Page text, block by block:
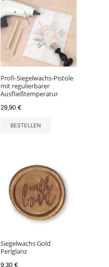
Profi-Siegelwachs-Pistole
mit regulierbarer
Ausfließtemperatur
29,90€
BESTELLEN
Siegelwachs Gold
Perlglanz
9,30€